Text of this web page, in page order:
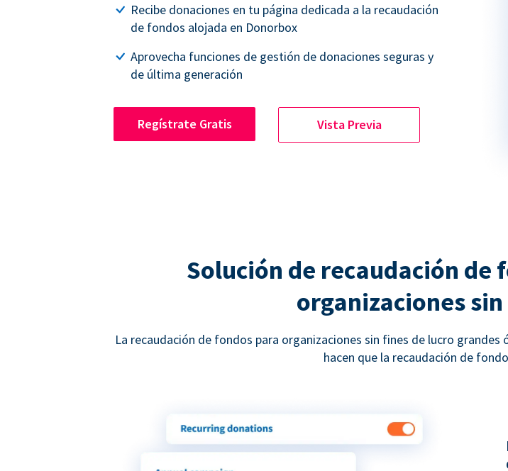
Recibe donaciones en tu página dedicada a la recaudación
de fondos alojada en Donorbox
Aprovecha funciones de gestión de donaciones seguras y
de última generación
Regístrate Gratis Vista Previa
Solución de recaudación de
organizaciones
La recaudación de fondos para organizaciones sin fines de lucro
hacen que la recaudación de